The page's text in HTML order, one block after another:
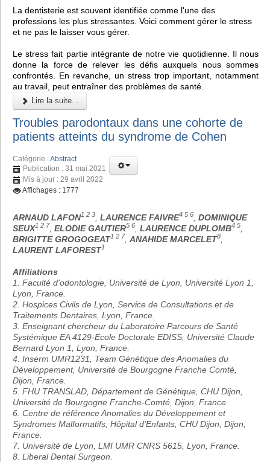
La dentisterie est souvent identifiée comme l'une des
professions les plus stressantes. Voici comment gérer le stress
et ne pas le laisser vous gérer.
Le stress fait partie intégrante de notre vie quotidienne. Il nous
donne la force de relever les défis auxquels nous sommes
confrontés. En revanche, un stress trop important, notamment
au travail, peut entraîner des problèmes de santé.
Lire la suite...
Troubles parodontaux dans une cohorte de
patients atteints du syndrome de Cohen
Catégorie :Abstract
Publication : 31 mai 2021
Mis à jour : 29 avril 2022
Affichages : 1777
ARNAUD LAFON1 2 3 LAURENCE FAIVRE4 5 6
DOMINIQUE
SEUX1 2 7 ELODIE GAUTIER5 6 LAURENCE DUPLOMB4 5
BRIGITTE GROGOGEAT1 2 7 ANAHIDE MARCELET8
LAURENT LAFOREST1
Affiliations
1. Faculté d'odontologie, Université de Lyon, Université Lyon 1,
Lyon, France.
2. Hospices Civils de Lyon, Service de Consultations et de
Traitements Dentaires, Lyon, France.
3. Enseignant chercheur du Laboratoire Parcours de Santé
Systémique EA 4129-Ecole Doctorale EDISS, Université Claude
Bernard Lyon 1, Lyon, France.
4. Inserm UMR1231, Team Génétique des Anomalies du
Développement, Université de Bourgogne Franche Comté,
Dijon, France.
5. FHU TRANSLAD, Département de Génétique, CHU Dijon,
Université de Bourgogne Franche-Comté, Dijon, France.
6. Centre de référence Anomalies du Développement et
Syndromes Malformatifs, Hôpital d'Enfants, CHU Dijon, Dijon,
France.
7. Université de Lyon, LMI UMR CNRS 5615, Lyon, France.
8. Liberal Dental Surgeon.